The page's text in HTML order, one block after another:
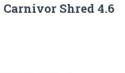
Shred 4.6